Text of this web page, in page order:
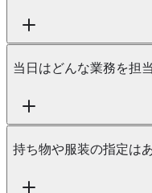
当日はどんな業務を担
持ち物や服装の指定は